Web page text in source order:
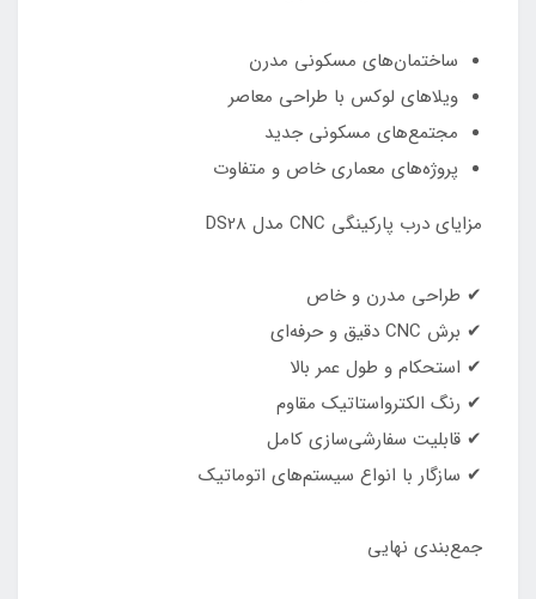
ساختمان‌های مسکونی مدرن
ویلاهای لوکس با طراحی معاصر
مجتمع‌های مسکونی جدید
پروژه‌های معماری خاص و متفاوت
مزایای درب پارکینگی CNC مدل DS28
✔ طراحی مدرن و خاص
✔ برش CNC دقیق و حرفه‌ای
✔ استحکام و طول عمر بالا
✔ رنگ الکترواستاتیک مقاوم
✔ قابلیت سفارشی‌سازی کامل
✔ سازگار با انواع سیستم‌های اتوماتیک
جمع‌بندی نهایی